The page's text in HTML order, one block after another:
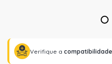
1
Verifique a compatibilidade